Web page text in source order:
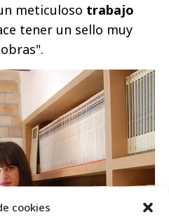
cookies
meticuloso trabajo
tener un sello muy